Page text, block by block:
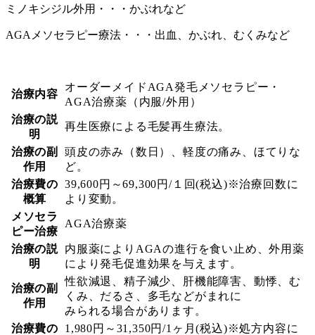
ミノキシジル外用・・・かぶれなど
AGAメソセラピー療法・・・出血、かぶれ、むくみなど
治療内容
オーダーメイドAGA発毛メソセラピー・
AGA治療薬（内服/外用）
治療の説
明
再生医療による毛髪再生療法。
治療の副
作用
頭皮の赤み（数日）、軽度の痛み、ほてりな
ど。
治療費の
概算
39,600円～69,300円/１回(税込)※治療回数に
より変動。
メソセラ
ピー治療
AGA治療薬
治療の説
明
内服薬によりAGAの進行を食い止め、外用薬
により発毛促進効果を与えます。
治療の副
作用
性欲減退、精子減少、肝機能障害、動悸、む
くみ、だるさ、多毛などがまれに
みられる場合があります。
治療費の
1,980円～31,350円/1ヶ月(税込)※処方内容に